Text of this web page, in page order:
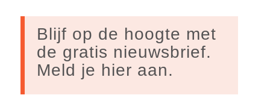
Blijf op de hoogte met
de gratis nieuwsbrief.
Meld je hier aan.